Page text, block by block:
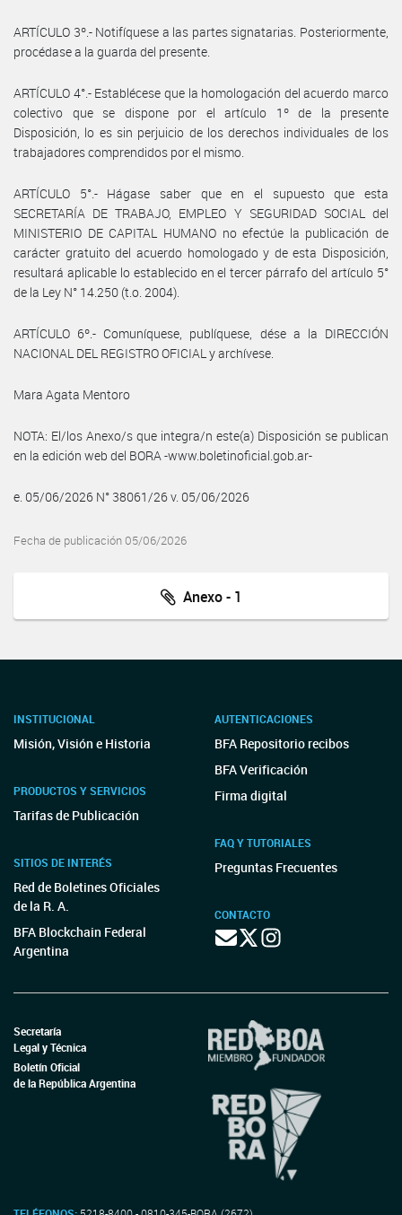
ARTÍCULO 3º.- Notifíquese a las partes signatarias. Posteriormente,
procédase a la guarda del presente.
ARTÍCULO 4°.- Establécese que la homologación del acuerdo marco
colectivo que se dispone por el artículo 1º de la presente
Disposición, lo es sin perjuicio de los derechos individuales de los
trabajadores comprendidos por el mismo.
ARTÍCULO 5°.- Hágase saber que en el supuesto que esta
SECRETARÍA DE TRABAJO, EMPLEO Y SEGURIDAD SOCIAL del
MINISTERIO DE CAPITAL HUMANO no efectúe la publicación de
carácter gratuito del acuerdo homologado y de esta Disposición,
resultará aplicable lo establecido en el tercer párrafo del artículo 5°
de la Ley N° 14.250 (t.o. 2004).
ARTÍCULO 6º.- Comuníquese, publíquese, dése a la DIRECCIÓN
NACIONAL DEL REGISTRO OFICIAL y archívese.
Mara Agata Mentoro
NOTA: El/los Anexo/s que integra/n este(a) Disposición se publican
en la edición web del BORA -www.boletinoficial.gob.ar-
e. 05/06/2026 N° 38061/26 v. 05/06/2026
Fecha de publicación 05/06/2026
Anexo - 1
INSTITUCIONAL
Misión, Visión e Historia
PRODUCTOS Y SERVICIOS
Tarifas de Publicación
SITIOS DE INTERÉS
Red de Boletines Oficiales
de la R. A.
BFA Blockchain Federal
Argentina
AUTENTICACIONES
BFA Repositorio recibos
BFA Verificación
Firma digital
FAQ Y TUTORIALES
Preguntas Frecuentes
CONTACTO
Secretaría
Legal y Técnica
Boletín Oficial
de la República Argentina